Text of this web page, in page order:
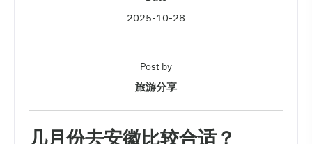
2025-10-28
Post by
旅游分享
几月份去安徽比较合适？